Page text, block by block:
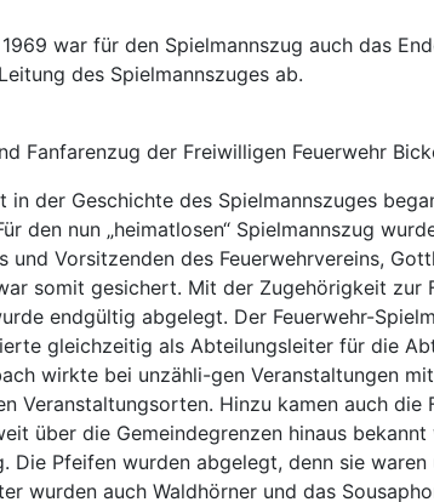
war für den Spielmannszug auch das
des Spielmannszuges ab.
Fanfarenzug der Freiwilligen Feuerwehr
in der Geschichte des Spielmannszuges
den nun „heimatlosen“ Spielmannszug
und Vorsitzenden des Feuerwehrvereins,
somit gesichert. Mit der Zugehörigkeit zur
endgültig abgelegt. Der Feuerwehr-
gleichzeitig als Abteilungsleiter für die
wirkte bei unzähli-gen Veranstaltungen
Veranstaltungsorten. Hinzu kamen auch
über die Gemeindegrenzen hinaus
Die Pfeifen wurden abgelegt, denn sie
wurden auch Waldhörner und das